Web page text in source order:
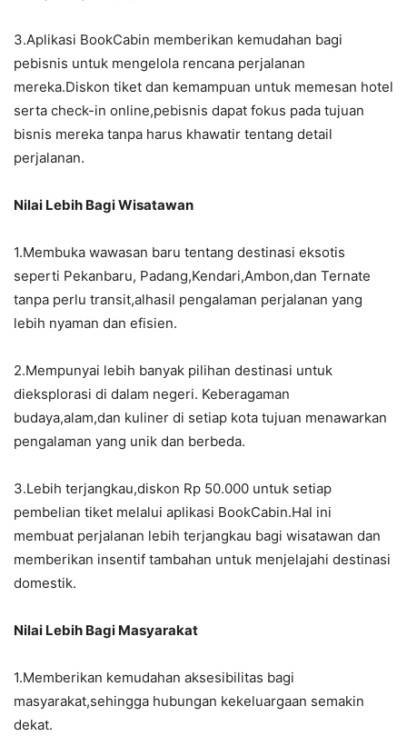
3.Aplikasi BookCabin memberikan kemudahan bagi
pebisnis untuk mengelola rencana perjalanan
mereka.Diskon tiket dan kemampuan untuk memesan hotel
serta check-in online,pebisnis dapat fokus pada tujuan
bisnis mereka tanpa harus khawatir tentang detail
perjalanan.
Nilai Lebih Bagi Wisatawan
1.Membuka wawasan baru tentang destinasi eksotis
seperti Pekanbaru, Padang,Kendari,Ambon,dan Ternate
tanpa perlu transit,alhasil pengalaman perjalanan yang
lebih nyaman dan efisien.
2.Mempunyai lebih banyak pilihan destinasi untuk
dieksplorasi di dalam negeri. Keberagaman
budaya,alam,dan kuliner di setiap kota tujuan menawarkan
pengalaman yang unik dan berbeda.
3.Lebih terjangkau,diskon Rp 50.000 untuk setiap
pembelian tiket melalui aplikasi BookCabin.Hal ini
membuat perjalanan lebih terjangkau bagi wisatawan dan
memberikan insentif tambahan untuk menjelajahi destinasi
domestik.
Nilai Lebih Bagi Masyarakat
1.Memberikan kemudahan aksesibilitas bagi
masyarakat,sehingga hubungan kekeluargaan semakin
dekat.